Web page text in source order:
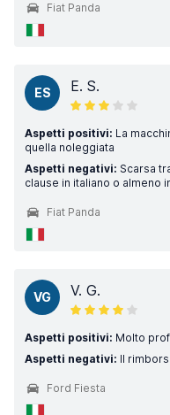
Fiat Panda
ES E. S.
Aspetti positivi: La
quella noleggiata
Aspetti negativi: Scarsa
clause in italiano o almeno
Fiat Panda
VG V. G.
Aspetti positivi: Molto
Aspetti negativi: Il
Ford Fiesta